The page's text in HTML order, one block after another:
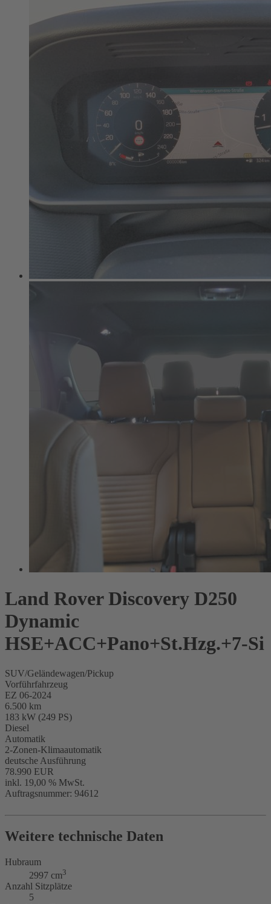
Land Rover Discovery D250
Dynamic
HSE+ACC+Pano+St.Hzg.+7-Si
SUV/Geländewagen/Pickup
Vorführfahrzeug
EZ 06-2024
6.500 km
183 kW (249 PS)
Diesel
Automatik
2-Zonen-Klimaautomatik
deutsche Ausführung
78.990 EUR
inkl. 19,00 % MwSt.
Auftragsnummer: 94612
Weitere technische Daten
Hubraum
2997 cm3
Anzahl Sitzplätze
5